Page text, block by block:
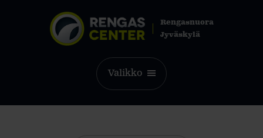
Rengasnuora
Jyväskylä
Valikko